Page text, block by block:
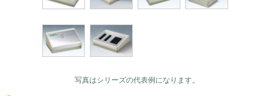
写真はシリーズの代表例になります。